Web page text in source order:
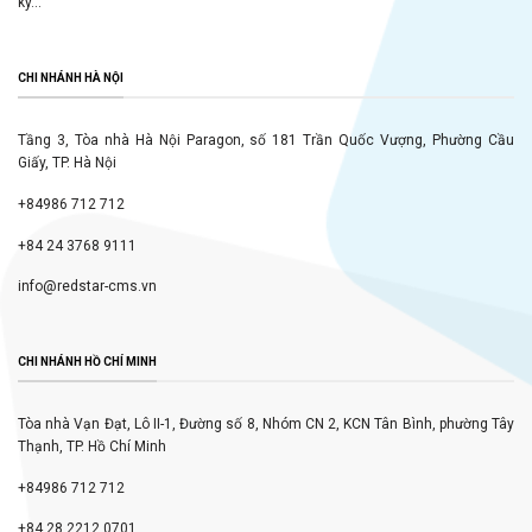
CHI NHÁNH HÀ NỘI
Tầng 3, Tòa nhà Hà Nội Paragon, số 181 Trần Quốc Vượng, Phường Cầu
Giấy, TP. Hà Nội
+84986 712 712
+84 24 3768 9111
info@redstar-cms.vn
CHI NHÁNH HỒ CHÍ MINH
Tòa nhà Vạn Đạt, Lô II-1, Đường số 8, Nhóm CN 2, KCN Tân Bình, phường Tây
Thạnh, TP. Hồ Chí Minh
+84986 712 712